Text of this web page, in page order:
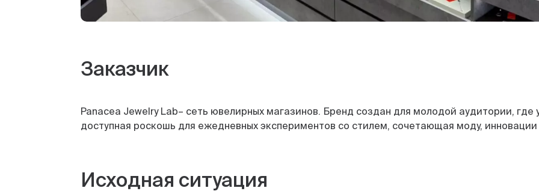
Заказчик
Panacea Jewelry Lab– сеть ювелирных магазинов. Бренд создан для молодой аудитории,
доступная роскошь для ежедневных экспериментов со стилем, сочетающая моду, инновации
Исходная ситуация